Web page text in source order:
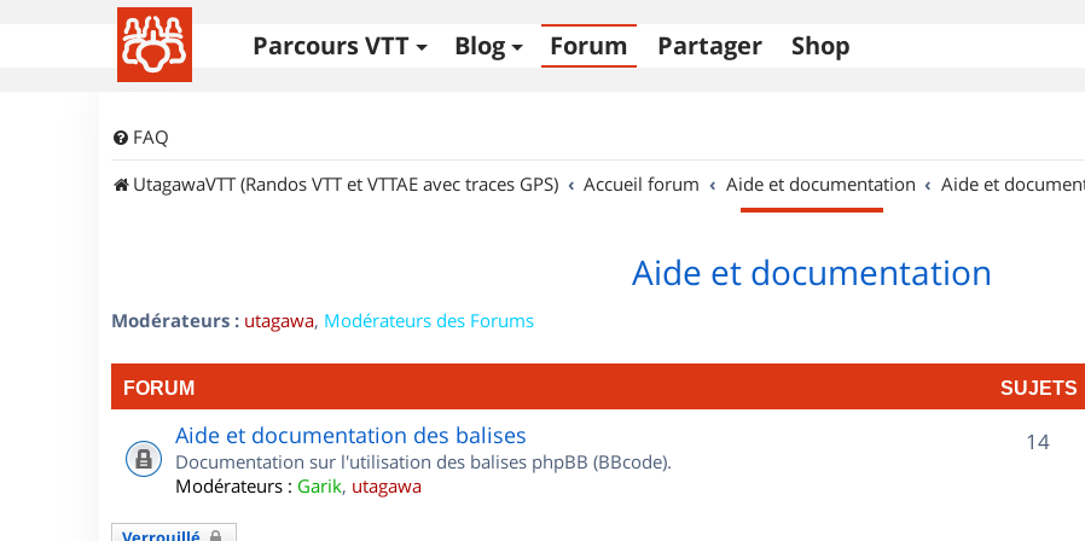
Parcours VTT Blog Forum Partager Shop
FAQ
UtagawaVTT (Randos VTT et VTTAE avec traces GPS)
Accueil forum Aide et documentation Aide et
Aide et documentation
Modérateurs : utagawa, Modérateurs des Forums
FORUM SUJETS
Aide et documentation des balises
Documentation sur l'utilisation des balises phpBB (BBcode).
Modérateurs : Garik, utagawa
14S